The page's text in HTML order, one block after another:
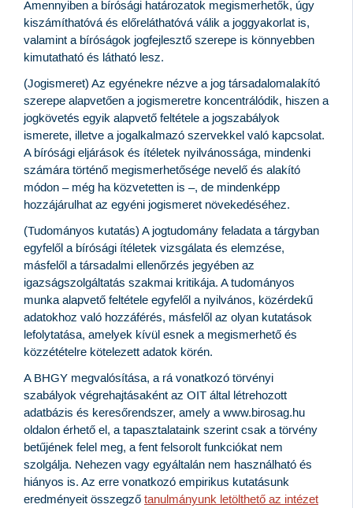
Amennyiben a bírósági határozatok megismerhetők, úgy
kiszámíthatóvá és előreláthatóvá válik a joggyakorlat is,
valamint a bíróságok jogfejlesztő szerepe is könnyebben
kimutatható és látható lesz.
(Jogismeret) Az egyénekre nézve a jog társadalomalakító
szerepe alapvetően a jogismeretre koncentrálódik, hiszen a
jogkövetés egyik alapvető feltétele a jogszabályok
ismerete, illetve a jogalkalmazó szervekkel való kapcsolat.
A bírósági eljárások és ítéletek nyilvánossága, mindenki
számára történő megismerhetősége nevelő és alakító
módon – még ha közvetetten is –, de mindenképp
hozzájárulhat az egyéni jogismeret növekedéséhez.
(Tudományos kutatás) A jogtudomány feladata a tárgyban
egyfelől a bírósági ítéletek vizsgálata és elemzése,
másfelől a társadalmi ellenőrzés jegyében az
igazságszolgáltatás szakmai kritikája. A tudományos
munka alapvető feltétele egyfelől a nyilvános, közérdekű
adatokhoz való hozzáférés, másfelől az olyan kutatások
lefolytatása, amelyek kívül esnek a megismerhető és
közzétételre kötelezett adatok körén.
A BHGY megvalósítása, a rá vonatkozó törvényi
szabályok végrehajtásaként az OIT által létrehozott
adatbázis és keresőrendszer, amely a www.birosag.hu
oldalon érhető el, a tapasztalataink szerint csak a törvény
betűjének felel meg, a fent felsorolt funkciókat nem
szolgálja. Nehezen vagy egyáltalán nem használható és
hiányos is. Az erre vonatkozó empirikus kutatásunk
eredményeit összegző tanulmányunk letölthető az intézet